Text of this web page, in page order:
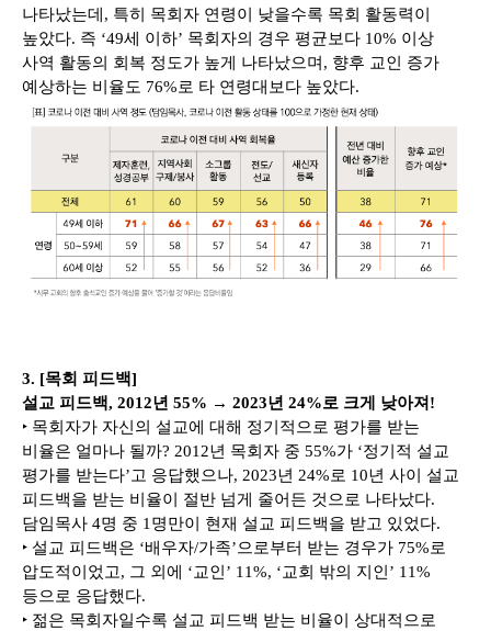
나타났는데, 특히 목회자 연령이 낮을수록 목회 활동력이
높았다. 즉 ‘49세 이하’ 목회자의 경우 평균보다 10% 이상
사역 활동의 회복 정도가 높게 나타났으며, 향후 교인 증가
예상하는 비율도 76%로 타 연령대보다 높았다.
3. [목회 피드백]
설교 피드백, 2012년 55% → 2023년 24%로 크게 낮아져!
‣ 목회자가 자신의 설교에 대해 정기적으로 평가를 받는
비율은 얼마나 될까? 2012년 목회자 중 55%가 ‘정기적 설교
평가를 받는다’고 응답했으나, 2023년 24%로 10년 사이 설교
피드백을 받는 비율이 절반 넘게 줄어든 것으로 나타났다.
담임목사 4명 중 1명만이 현재 설교 피드백을 받고 있었다.
‣ 설교 피드백은 ‘배우자/가족’으로부터 받는 경우가 75%로
압도적이었고, 그 외에 ‘교인’ 11%, ‘교회 밖의 지인’ 11%
등으로 응답했다.
‣ 젊은 목회자일수록 설교 피드백 받는 비율이 상대적으로